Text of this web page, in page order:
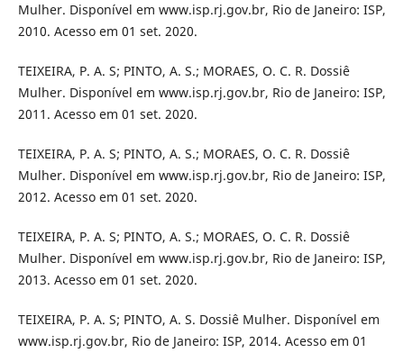
Mulher. Disponível em www.isp.rj.gov.br, Rio de Janeiro: ISP,
2010. Acesso em 01 set. 2020.
TEIXEIRA, P. A. S; PINTO, A. S.; MORAES, O. C. R. Dossiê
Mulher. Disponível em www.isp.rj.gov.br, Rio de Janeiro: ISP,
2011. Acesso em 01 set. 2020.
TEIXEIRA, P. A. S; PINTO, A. S.; MORAES, O. C. R. Dossiê
Mulher. Disponível em www.isp.rj.gov.br, Rio de Janeiro: ISP,
2012. Acesso em 01 set. 2020.
TEIXEIRA, P. A. S; PINTO, A. S.; MORAES, O. C. R. Dossiê
Mulher. Disponível em www.isp.rj.gov.br, Rio de Janeiro: ISP,
2013. Acesso em 01 set. 2020.
TEIXEIRA, P. A. S; PINTO, A. S. Dossiê Mulher. Disponível em
www.isp.rj.gov.br, Rio de Janeiro: ISP, 2014. Acesso em 01